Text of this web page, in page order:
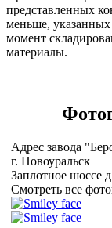
представленных
меньше, указанных
момент
материалы.
Адрес завода
г. Новоуральск
Заплотное шоссе
Смотреть все